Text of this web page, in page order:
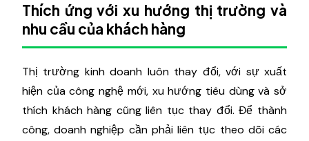
Thích ứng với xu hướng thị trường và
nhu cầu của khách hàng
Thị trường kinh doanh luôn thay đổi, với sự xuất
hiện của công nghệ mới, xu hướng tiêu dùng và sở
thích khách hàng cũng liên tục thay đổi. Để thành
công, doanh nghiệp cần phải liên tục theo dõi các